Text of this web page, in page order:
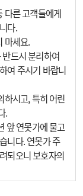
다른 고객들에게
다.
마세요.
드시 분리하여
여 주시기 바랍니
하시고, 특히 어린
.
앞 연못가에 물고
니다. 연못가 주
되오니 보호자의